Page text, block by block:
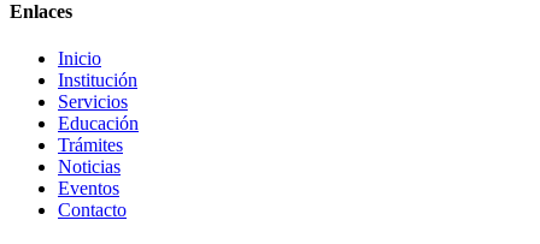
Enlaces
Inicio
Institución
Servicios
Educación
Trámites
Noticias
Eventos
Contacto